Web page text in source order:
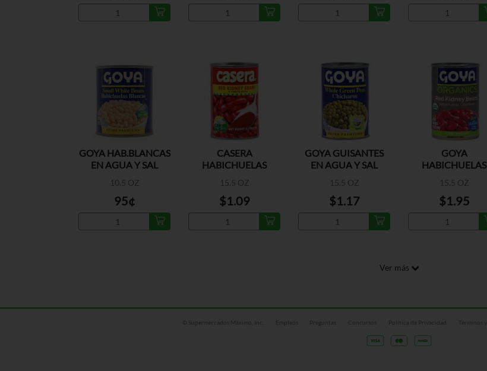
GOYA HAB.BLANCAS
EN AGUA Y SAL
10.5 OZ
95¢
CASERA
HABICHUELAS
15.5 OZ
$1.09
GOYA GUISANTES
EN AGUA Y SAL
15.5 OZ
$1.17
GOYA
HABICHUELAS
ORGANICAS
15.5 OZ
$1.95
Ver más
© Supermercados Máximo, Inc. Empleos Preguntas Política de Privacidad